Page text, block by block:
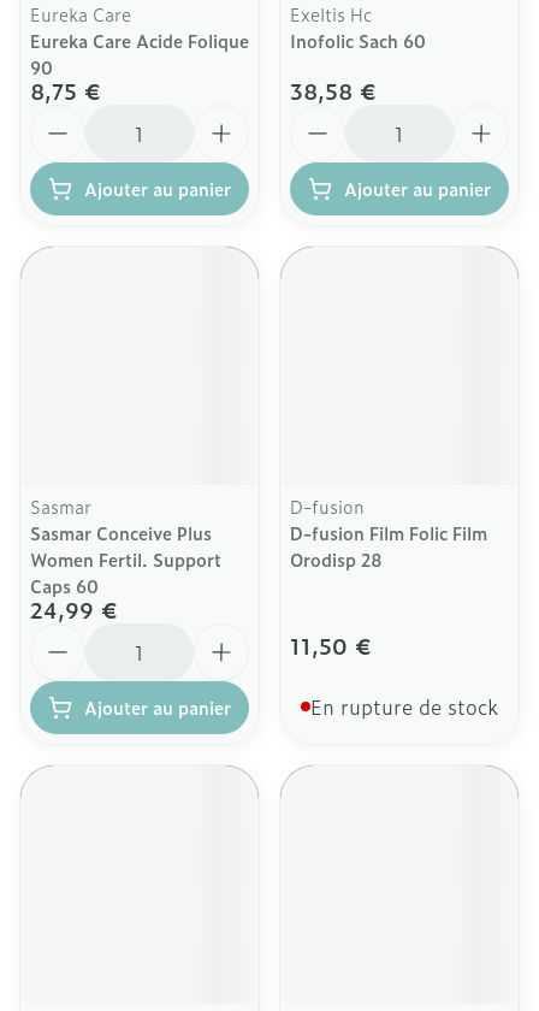
Eureka Care
Eureka Care Acide Folique
90
8,75 €
Ajouter au panier
Exeltis Hc
Inofolic Sach 60
38,58 €
Ajouter au panier
Sasmar
Sasmar Conceive Plus
Women Fertil. Support
Caps 60
24,99 €
Ajouter au panier
D-fusion
D-fusion Film Folic Film
Orodisp 28
11,50 €
En rupture de stock